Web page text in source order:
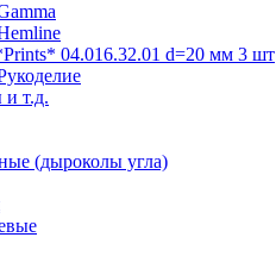
04.016.32.01 d=20 мм 3 шт
и т.д.
(дыроколы угла)